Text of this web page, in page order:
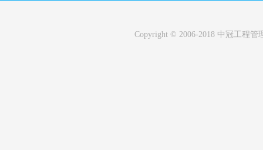
Copyright © 2006-2018 中冠工程管